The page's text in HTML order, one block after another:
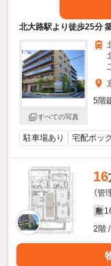
北大路駅より徒歩25分
すべての写真
5階
駐車場あり 宅配ボッ
16
（管
敷
2階